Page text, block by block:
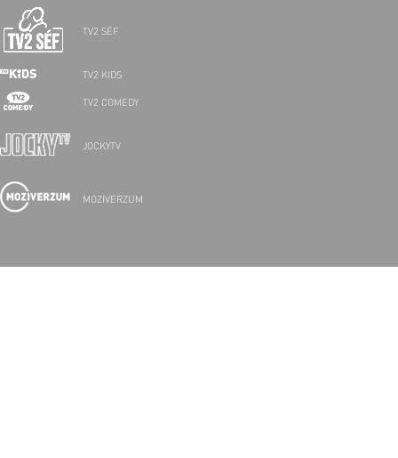
TV2 SÉF
TV2 KIDS
TV2 COMEDY
JOCKYTV
MOZIVERZUM